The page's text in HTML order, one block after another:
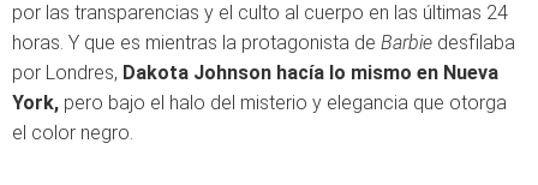
por las transparencias y el culto al cuerpo en las últimas 24
horas. Y que es mientras la protagonista de Barbie desfilaba
por Londres, Dakota Johnson hacía lo mismo en Nueva
York, pero bajo el halo del misterio y elegancia que otorga
el color negro.